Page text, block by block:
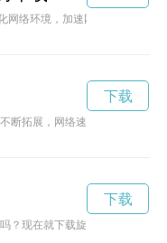
网络环境，加速网络访问速度，
断拓展，网络速度的快慢直接
下载
？现在就下载旋风加速NPV破
下载